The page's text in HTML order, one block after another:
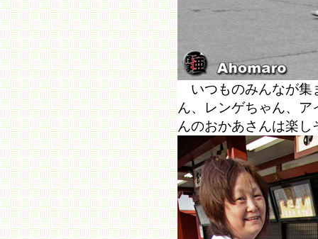
いつものみんなが集
ん、レンゲちゃん、
んのおかあさんは楽し